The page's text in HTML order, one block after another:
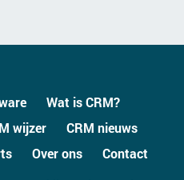
Wat is CRM?
wijzer
CRM nieuws
Over ons Contact